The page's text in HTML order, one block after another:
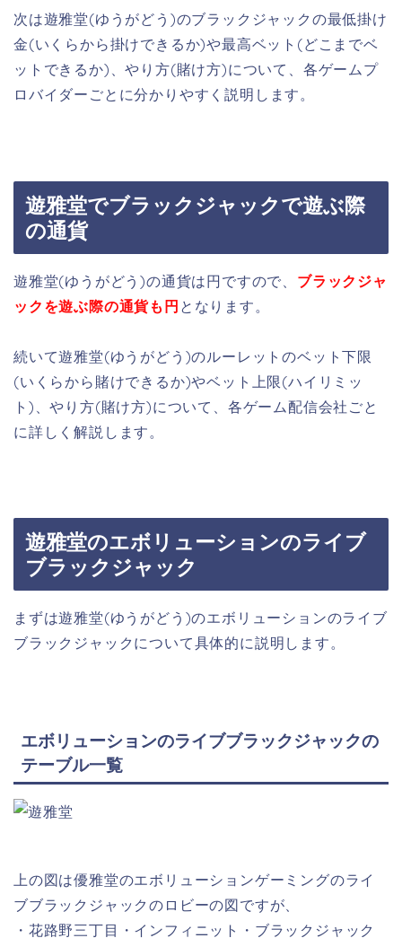
次は遊雅堂(ゆうがどう)のブラックジャックの最低掛け
金(いくらから掛けできるか)や最高ベット(どこまでベ
ットできるか)、やり方(賭け方)について、各ゲームプ
ロバイダーごとに分かりやすく説明します。
遊雅堂でブラックジャックで遊ぶ際
の通貨
遊雅堂(ゆうがどう)の通貨は円ですので、 ブラックジャ
ックを遊ぶ際の通貨も円 となります。
続いて遊雅堂(ゆうがどう)のルーレットのベット下限
(いくらから賭けできるか)やベット上限(ハイリミッ
ト)、やり方(賭け方)について、各ゲーム配信会社ごと
に詳しく解説します。
遊雅堂のエボリューションのライブ
ブラックジャック
まずは遊雅堂(ゆうがどう)のエボリューションのライブ
ブラックジャックについて具体的に説明します。
エボリューションのライブブラックジャックの
テーブル一覧
上の図は優雅堂のエボリューションゲーミングのライ
ブブラックジャックのロビーの図ですが、
・花路野三丁目・インフィニット・ブラックジャック